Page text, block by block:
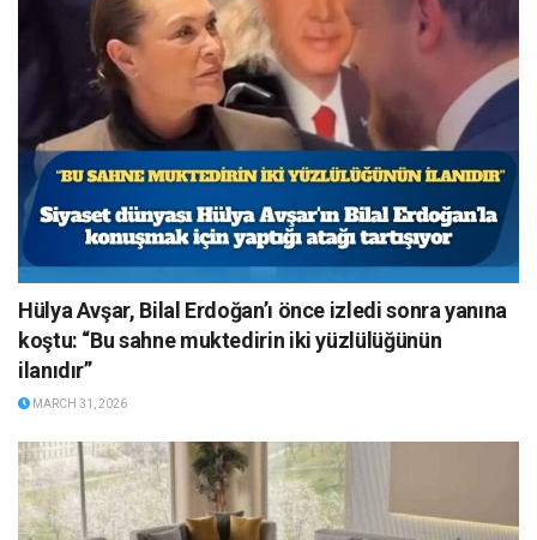
Hülya Avşar, Bilal Erdoğan’ı önce izledi sonra yanına
koştu: “Bu sahne muktedirin iki yüzlülüğünün
ilanıdır”
MARCH 31, 2026